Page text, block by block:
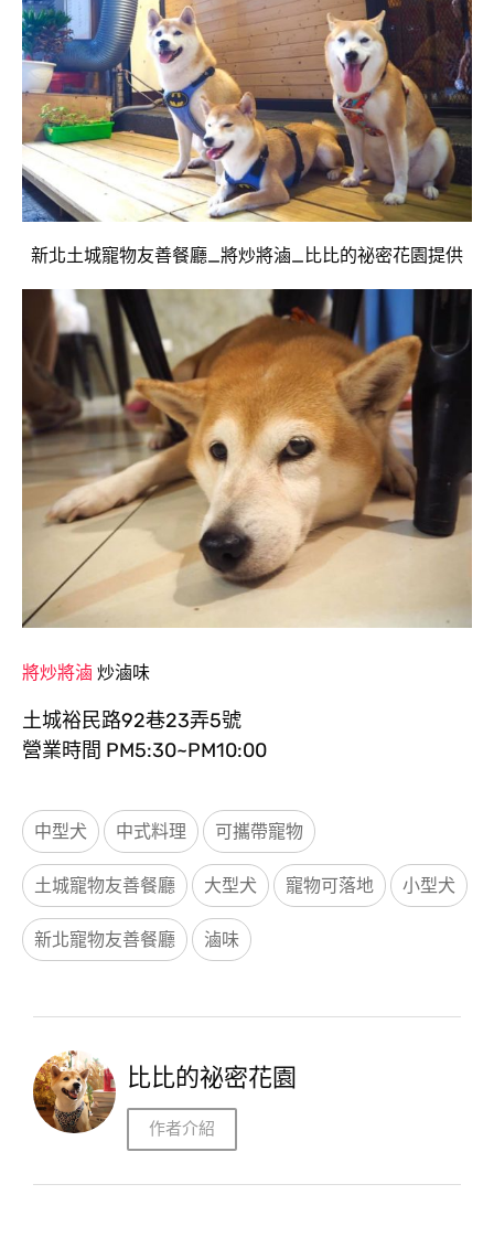
新北土城寵物友善餐廳_將炒將滷_比比的祕密花園提供
將炒將滷 炒滷味
土城裕民路92巷23弄5號
營業時間 PM5:30~PM10:00
中型犬 中式料理 可攜帶寵物
土城寵物友善餐廳 大型犬 寵物可落地 小型犬
新北寵物友善餐廳 滷味
比比的祕密花園
作者介紹